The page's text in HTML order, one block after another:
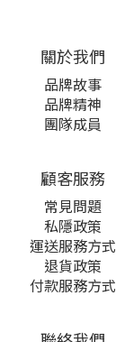
關於我們
品牌故事
品牌精神
團隊成員
顧客服務
常見問題
私隱政策
運送服務方式
退貨政策
付款服務方式